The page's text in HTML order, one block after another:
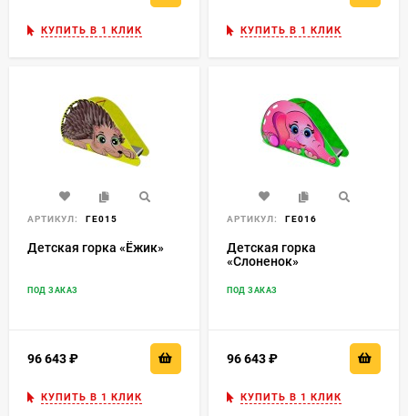
КУПИТЬ В 1 КЛИК КУПИТЬ В 1 КЛИК
АРТИКУЛ: ГЕ015
Детская горка «Ёжик»
ПОД ЗАКАЗ
96 643
КУПИТЬ В 1 КЛИК
АРТИКУЛ: ГЕ016
Детская горка
«Слоненок»
ПОД ЗАКАЗ
96 643
КУПИТЬ В 1 КЛИК